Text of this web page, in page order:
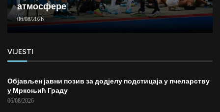
атмосфере
06/08/2026
VIJESTI
Објављен јавни позив за додјелу подстицаја у пчеларству
у Мркоњић Граду
06/08/2026